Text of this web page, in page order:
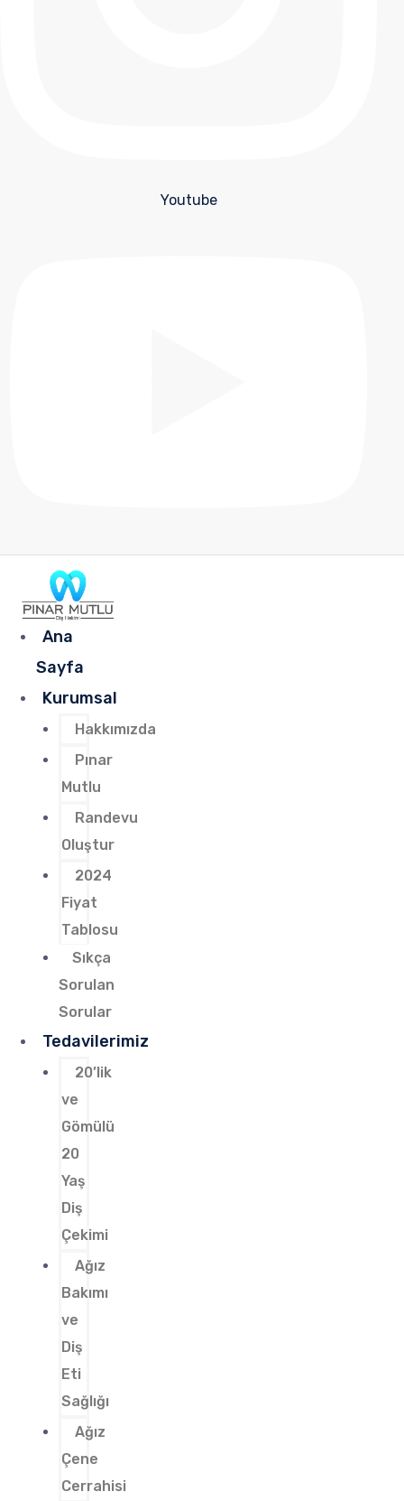
Youtube
Ana
Sayfa
Kurumsal
Hakkımızda
Pınar
Mutlu
Randevu
Oluştur
2024
Fiyat
Tablosu
Sıkça
Sorulan
Sorular
Tedavilerimiz
20’lik
ve
Gömülü
20
Yaş
Diş
Çekimi
Ağız
Bakımı
ve
Diş
Eti
Sağlığı
Ağız
Çene
Cerrahisi